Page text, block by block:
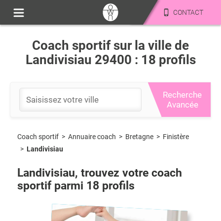
CONTACT
Coach sportif sur la ville de
Landivisiau 29400 : 18 profils
Recherche
Avancée
Coach sportif > Annuaire coach > Bretagne > Finistère
> Landivisiau
Landivisiau, trouvez votre coach
sportif parmi 18 profils